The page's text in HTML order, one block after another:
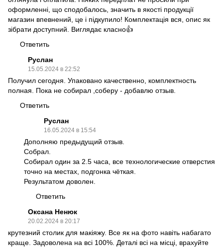
оформленні, що сподобалось, значить в якості продукції
магазин впевнений, це і підкупило! Комплектація вся, опис як
зібрати доступний. Виглядає класно👍
Ответить
Руслан
15.05.2024 в 22:52
Получил сегодня. Упаковано качественно, комплектность
полная. Пока не собирал ,соберу - добавлю отзыв.
Ответить
Руслан
16.05.2024 в 15:54
Дополняю предыдущий отзыв.
Собрал.
Собирал один за 2.5 часа, все технологические отверстия
точно на местах, подгонка чёткая.
Результатом доволен.
Ответить
Оксана Ненюк
20.02.2024 в 20:17
крутезний столик для макіяжу. Все як на фото навіть набагато
краще. Задоволена на всі 100%. Деталі всі на місці, врахуйте